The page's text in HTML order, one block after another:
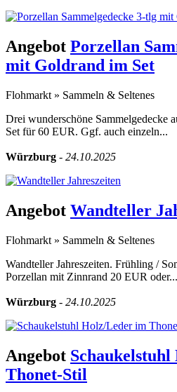
Angebot Porzellan
mit Goldrand im Set
Flohmarkt » Sammeln & Seltenes
Drei wunderschöne Sammelgedecke
Set für 60 EUR. Ggf. auch einzeln...
Würzburg - 24.10.2025
Angebot Wandteller
Flohmarkt » Sammeln & Seltenes
Wandteller Jahreszeiten. Frühling /
Porzellan mit Zinnrand 20 EUR oder...
Würzburg - 24.10.2025
Angebot
Thonet-Stil